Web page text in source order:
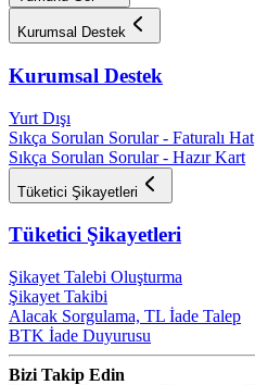
Kurumsal Destek
Kurumsal Destek
Yurt Dışı
Sıkça Sorulan Sorular - Faturalı Hat
Sıkça Sorulan Sorular - Hazır Kart
Tüketici Şikayetleri
Tüketici Şikayetleri
Şikayet Talebi Oluşturma
Şikayet Takibi
Alacak Sorgulama, TL İade Talep​
BTK İade Duyurusu
Bizi Takip Edin